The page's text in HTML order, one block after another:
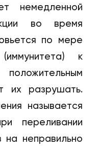
немедленной
во время
по мере
к
их разрушать.
называется
переливании
на неправильно